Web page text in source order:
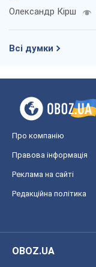
Олександр Кірш
Всі думки
Про компанію
Правова інформація
Реклама на сайті
Редакційна політика
OBOZ.UA